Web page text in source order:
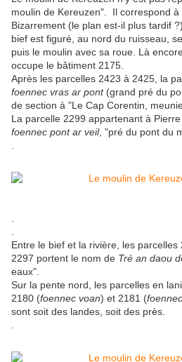
moulin de Kereuzen". Il correspond à
Bizarrement (le plan est-il plus tardif
bief est figuré, au nord du ruisseau,
puis le moulin avec sa roue. Là
occupe le bâtiment 2175.
Après les parcelles 2423 à 2425, la
foennec vras ar pont(grand pré du
de section à "Le Cap Corentin,
La parcelle 2299 appartenant à
foennec pont ar veil, "pré du pont du
Entre le bief et la rivière, les
2297 portent le nom de Tré an daou
eaux".
Sur la pente nord, les parcelles en
2180 (foennec voan) et 2181 (
sont soit des landes, soit des près.